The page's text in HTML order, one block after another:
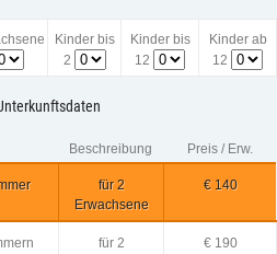
Kinder bis
2
Kinder bis
12
Kinder ab
12
Beschreibung Preis / Erw.
für 2
Erwachsene
€ 140
für 2
€ 190